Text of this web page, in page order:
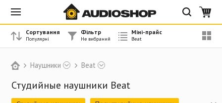
Наушники Beat
Студийные наушники Beat
Сортування Фільтр Міні-прайс